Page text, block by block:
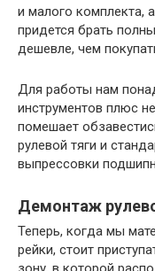
и малого комплекта,
придется брать
дешевле, чем
Для работы нам
инструментов плюс
помешает
рулевой тяги и
выпрессовки
Демонтаж
Теперь, когда мы
рейки, стоит